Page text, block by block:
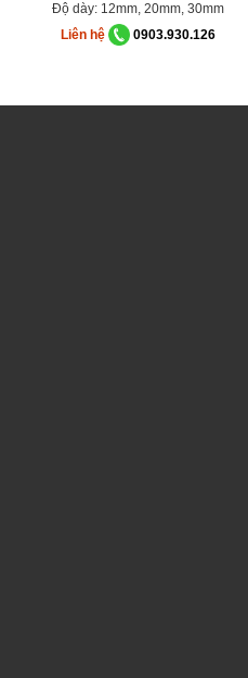
Độ dày: 12mm, 20mm, 30mm
Liên hệ
0903.930.126